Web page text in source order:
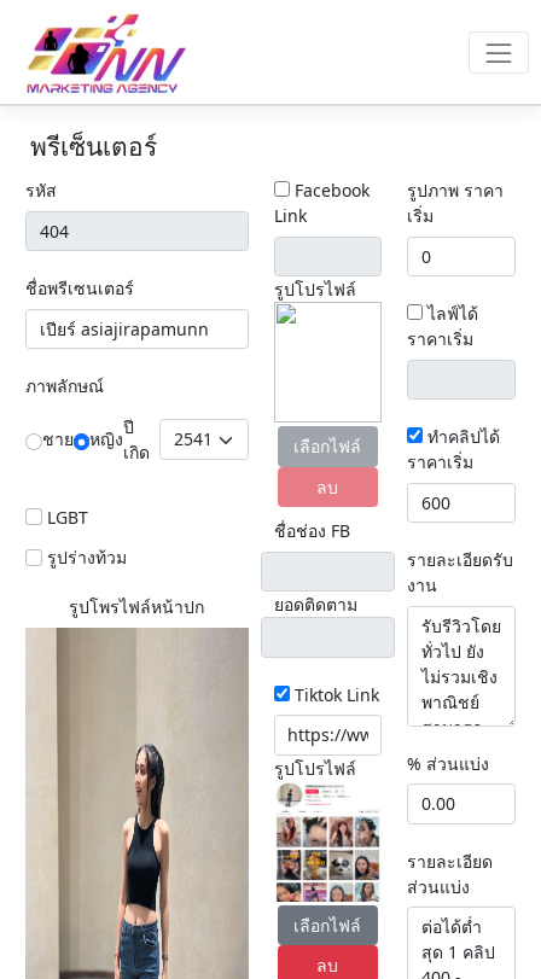
พรีเซ็นเตอร์
รหัส
ชื่อพรีเซนเตอร์
ภาพลักษณ์
ชาย หญิง
ปี
เกิด
LGBT
รูปร่างท้วม
รูปโพรไฟล์หน้าปก
Facebook
Link
รูปโปรไฟล์
เลือกไฟล์
ลบ
ชื่อช่อง FB
ยอดติดตาม
Tiktok Link
รูปโปรไฟล์
เลือกไฟล์
ลบ
รูปภาพ ราคา
เริ่ม
ไลฟ์ได้
ราคาเริ่ม
ทำคลิปได้
ราคาเริ่ม
รายละเอียดรับ
งาน
% ส่วนแบ่ง
รายละเอียด
ส่วนแบ่ง